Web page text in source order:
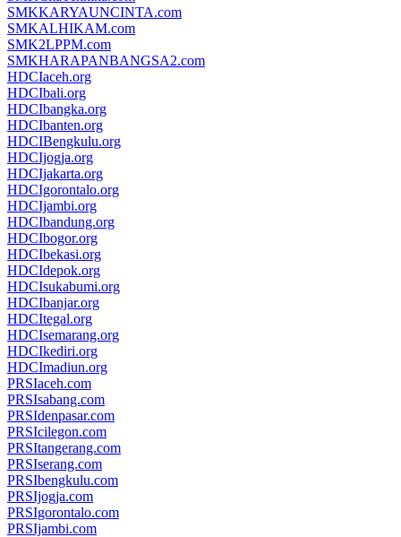
SMKKARYAUNCINTA.com
SMKALHIKAM.com
SMK2LPPM.com
SMKHARAPANBANGSA2.com
HDCIaceh.org
HDCIbali.org
HDCIbangka.org
HDCIbanten.org
HDCIBengkulu.org
HDCIjogja.org
HDCIjakarta.org
HDCIgorontalo.org
HDCIjambi.org
HDCIbandung.org
HDCIbogor.org
HDCIbekasi.org
HDCIdepok.org
HDCIsukabumi.org
HDCIbanjar.org
HDCItegal.org
HDCIsemarang.org
HDCIkediri.org
HDCImadiun.org
PRSIaceh.com
PRSIsabang.com
PRSIdenpasar.com
PRSIcilegon.com
PRSItangerang.com
PRSIserang.com
PRSIbengkulu.com
PRSIjogja.com
PRSIgorontalo.com
PRSIjambi.com